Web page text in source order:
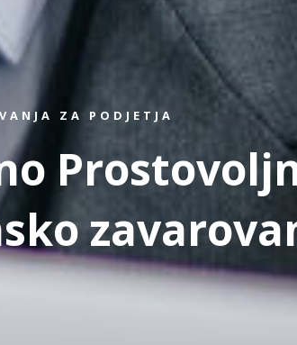
ZA PODJETJA